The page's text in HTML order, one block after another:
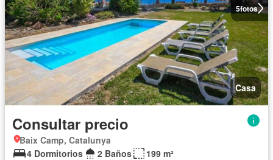
5fotos
Casa
Consultar precio
Baix Camp, Catalunya
4 Dormitorios
2 Baños
199 m²